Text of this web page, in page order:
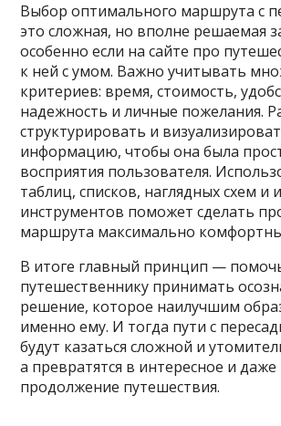
Выбор оптимального маршрута с
это сложная, но вполне решаемая
особенно если на сайте про
к ней с умом. Важно учитывать
критериев: время, стоимость,
надежность и личные пожелания.
структурировать и
информацию, чтобы она была
восприятия пользователя.
таблиц, списков, наглядных схем и
инструментов поможет сделать
маршрута максимально
В итоге главный принцип —
путешественнику принимать
решение, которое наилучшим
именно ему. И тогда пути с
будут казаться сложной и
а превратятся в интересное и
продолжение путешествия.